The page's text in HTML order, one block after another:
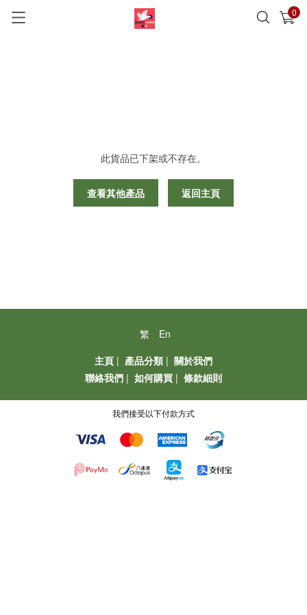
0
已加入購物車 查看
此貨品已下架或不存在。
查看其他產品 返回主頁
繁
En
主頁 | 產品分類 | 關於我們
聯絡我們 | 如何購買 | 條款細則
我們接受以下付款方式